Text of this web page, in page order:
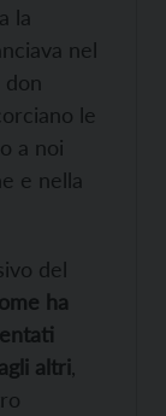
la
nel
don
le
a noi
e nella
del
ha
altri